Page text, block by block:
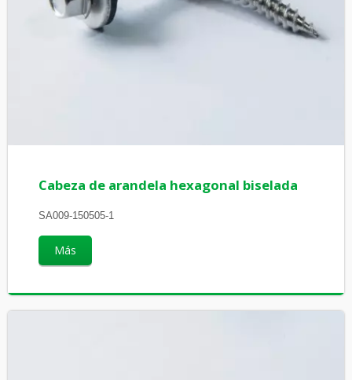
Cabeza de arandela hexagonal biselada
SA009-150505-1
Más